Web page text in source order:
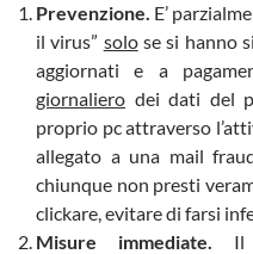
Prevenzione. E’
il virus” solose si hanno
aggiornati e a
giornaliero dei dati del
proprio pc attraverso
allegato a una mail
chiunque non presti
clickare, evitare di farsi
Misure immediate. Il